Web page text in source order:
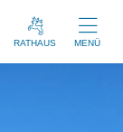
RATHAUS MENÜ